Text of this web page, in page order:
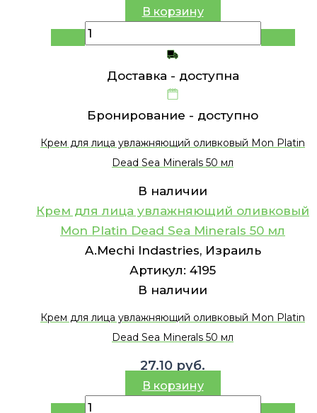
В корзину
Доставка - доступна
Бронирование - доступно
Крем для лица увлажняющий оливковый Mon Platin
Dead Sea Minerals 50 мл
В наличии
Крем для лица увлажняющий оливковый
Mon Platin Dead Sea Minerals 50 мл
A.Mechi Indastries, Израиль
Артикул: 4195
В наличии
Крем для лица увлажняющий оливковый Mon Platin
Dead Sea Minerals 50 мл
27.10 руб.
В корзину